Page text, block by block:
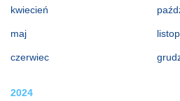
kwiecień
maj
czerwiec
2024